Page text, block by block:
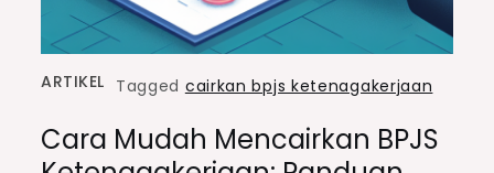
ARTIKEL Tagged cairkan bpjs ketenagakerjaan
Cara Mudah Mencairkan BPJS